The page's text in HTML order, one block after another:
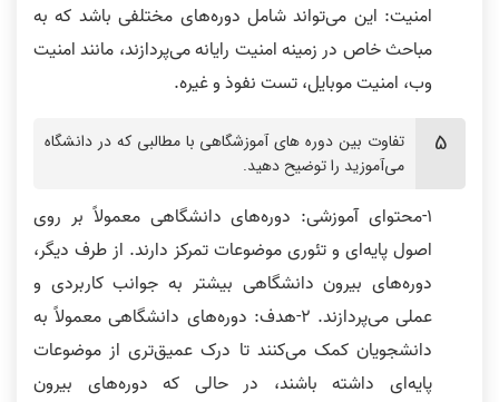
امنیت: این می‌تواند شامل دوره‌های مختلفی باشد که به
مباحث خاص در زمینه امنیت رایانه می‌پردازند، مانند امنیت
وب، امنیت موبایل، تست نفوذ و غیره.
تفاوت بین دوره‌ های آموزشگاهی با مطالبی که در دانشگاه
می‌آموزید را توضیح دهید.
1-محتوای آموزشی: دوره‌های دانشگاهی معمولاً بر روی
اصول پایه‌ای و تئوری موضوعات تمرکز دارند. از طرف دیگر،
دوره‌های بیرون دانشگاهی بیشتر به جوانب کاربردی و
عملی می‌پردازند. 2-هدف: دوره‌های دانشگاهی معمولاً به
دانشجویان کمک می‌کنند تا درک عمیق‌تری از موضوعات
پایه‌ای داشته باشند، در حالی که دوره‌های بیرون